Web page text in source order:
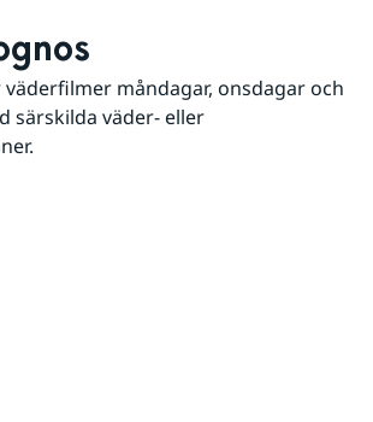
måndagar, onsdagar och
särskilda väder- eller